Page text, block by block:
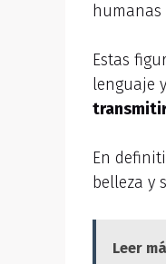
Estas
lenguaje
En
belleza y
Leer